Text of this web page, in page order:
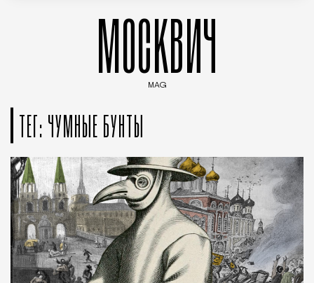
МОСКВИЧ
MAG
ТЕГ: ЧУМНЫЕ БУНТЫ